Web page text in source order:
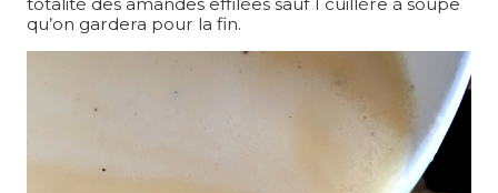
totalité des amandes effilées sauf 1 cuillère à soupe
qu’on gardera pour la fin.